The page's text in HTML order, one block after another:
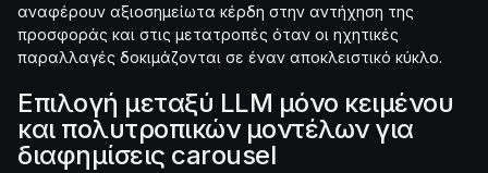
αναφέρουν αξιοσημείωτα κέρδη στην αντήχηση της
προσφοράς και στις μετατροπές όταν οι ηχητικές
παραλλαγές δοκιμάζονται σε έναν αποκλειστικό κύκλο.
Επιλογή μεταξύ LLM μόνο κειμένου
και πολυτροπικών μοντέλων για
διαφημίσεις carousel